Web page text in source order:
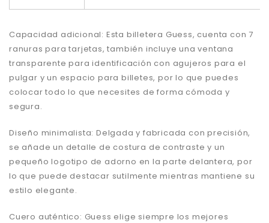
Capacidad adicional: Esta billetera Guess, cuenta con 7
ranuras para tarjetas, también incluye una ventana
transparente para identificación con agujeros para el
pulgar y un espacio para billetes, por lo que puedes
colocar todo lo que necesites de forma cómoda y
segura.
Diseño minimalista: Delgada y fabricada con precisión,
se añade un detalle de costura de contraste y un
pequeño logotipo de adorno en la parte delantera, por
lo que puede destacar sutilmente mientras mantiene su
estilo elegante.
Cuero auténtico: Guess elige siempre los mejores